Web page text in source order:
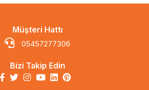
Müşteri Hattı
05457277306
Bizi Takip Edin